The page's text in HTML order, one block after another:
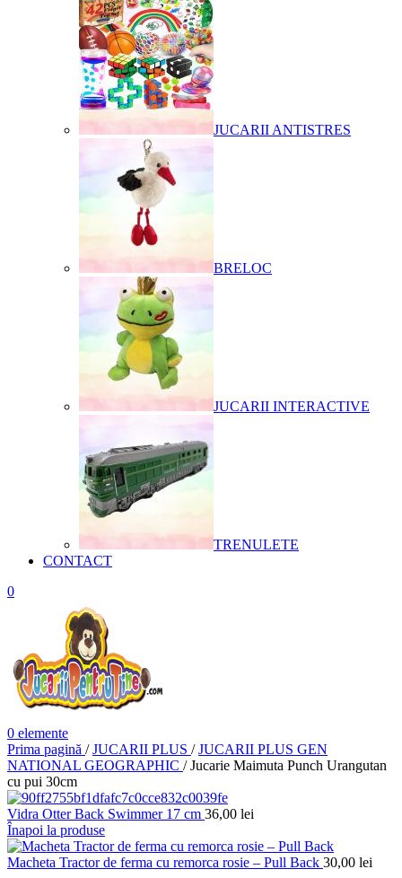
JUCARII ANTISTRES
BRELOC
JUCARII INTERACTIVE
TRENULETE
CONTACT
0
0 elemente
Prima pagină / JUCARII PLUS / JUCARII PLUS GEN
NATIONAL GEOGRAPHIC / Jucarie Maimuta Punch Urangutan
cu pui 30cm
Vidra Otter Back Swimmer 17 cm 36,00 lei
Înapoi la produse
Macheta Tractor de ferma cu remorca rosie – Pull Back 30,00 lei